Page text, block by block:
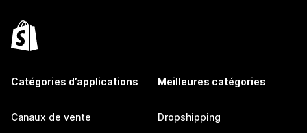
Catégories d’applications
Canaux de vente
Meilleures catégories
Dropshipping